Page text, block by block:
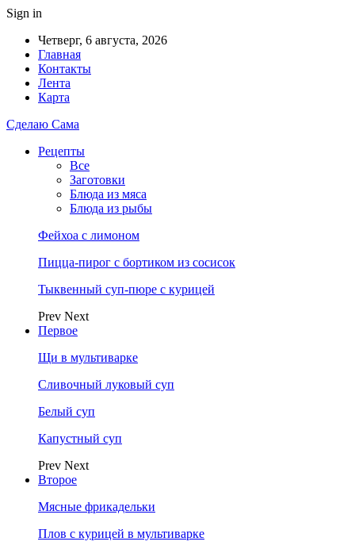
Sign in
Четверг, 6 августа, 2026
Главная
Контакты
Лента
Карта
Сделаю Сама
Рецепты
Все
Заготовки
Блюда из мяса
Блюда из рыбы
Фейхоа с лимоном
Пицца-пирог с бортиком из сосисок
Тыквенный суп-пюре с курицей
Prev Next
Первое
Щи в мультиварке
Сливочный луковый суп
Белый суп
Капустный суп
Prev Next
Второе
Мясные фрикадельки
Плов с курицей в мультиварке